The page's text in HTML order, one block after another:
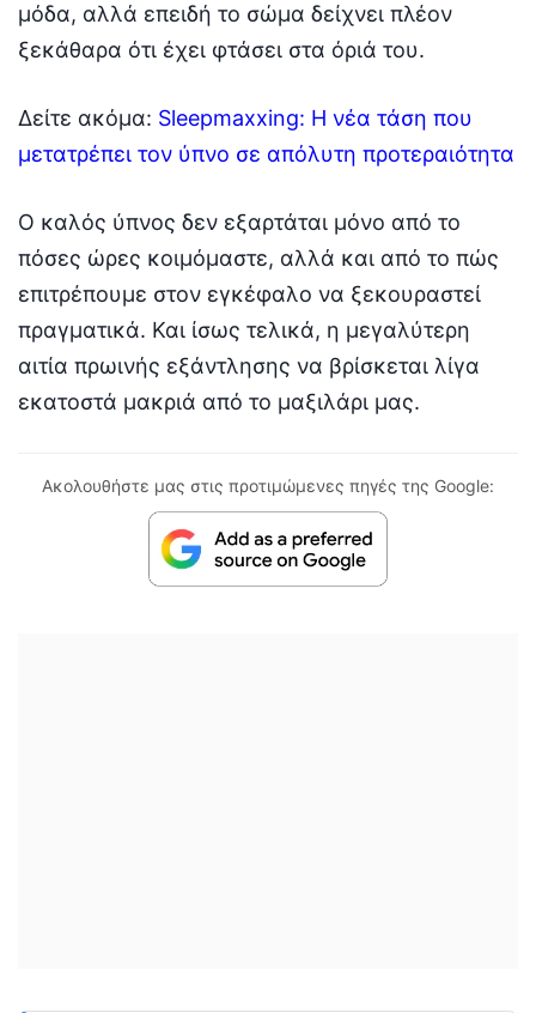
μόδα, αλλά επειδή το σώμα δείχνει πλέον
ξεκάθαρα ότι έχει φτάσει στα όριά του.
Δείτε ακόμα: Sleepmaxxing: Η νέα τάση που
μετατρέπει τον ύπνο σε απόλυτη προτεραιότητα
Ο καλός ύπνος δεν εξαρτάται μόνο από το
πόσες ώρες κοιμόμαστε, αλλά και από το πώς
επιτρέπουμε στον εγκέφαλο να ξεκουραστεί
πραγματικά. Και ίσως τελικά, η μεγαλύτερη
αιτία πρωινής εξάντλησης να βρίσκεται λίγα
εκατοστά μακριά από το μαξιλάρι μας.
Ακολουθήστε μας στις προτιμώμενες πηγές της Google: